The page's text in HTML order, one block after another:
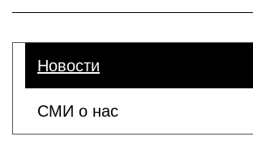
Новости
СМИ о нас